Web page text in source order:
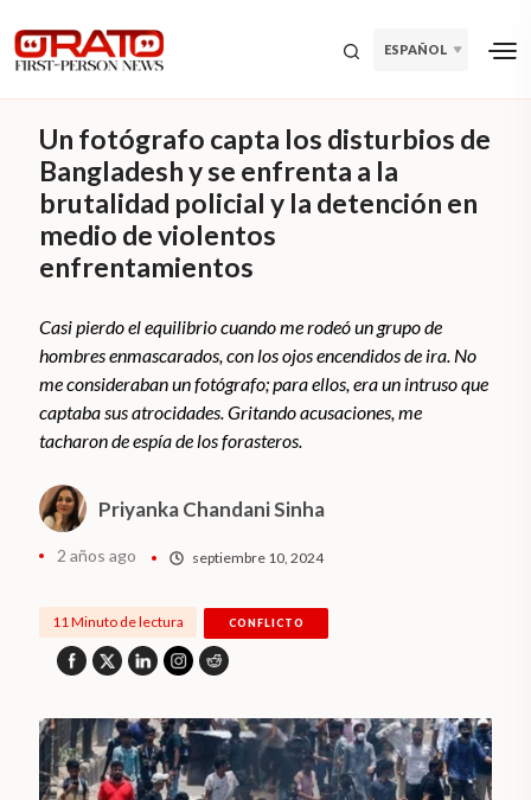
ESPAÑOL
Un fotógrafo capta los disturbios de
Bangladesh y se enfrenta a la
brutalidad policial y la detención en
medio de violentos
enfrentamientos
Casi pierdo el equilibrio cuando me rodeó un grupo de
hombres enmascarados, con los ojos encendidos de ira. No
me consideraban un fotógrafo; para ellos, era un intruso que
captaba sus atrocidades. Gritando acusaciones, me
tacharon de espía de los forasteros.
Priyanka Chandani Sinha
2 años ago septiembre 10, 2024
11 Minuto de lectura CONFLICTO